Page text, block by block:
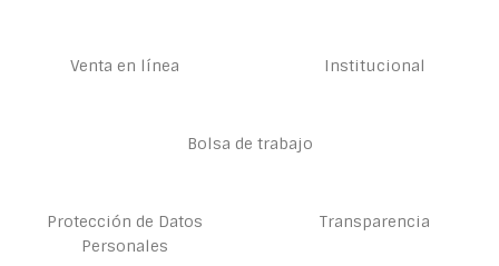
Venta en línea Institucional
Bolsa de trabajo
Protección de Datos
Personales
Transparencia